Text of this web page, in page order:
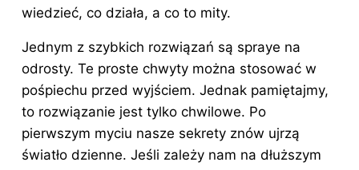
wiedzieć, co działa, a co to mity.
Jednym z szybkich rozwiązań są spraye na
odrosty. Te proste chwyty można stosować w
pośpiechu przed wyjściem. Jednak pamiętajmy,
to rozwiązanie jest tylko chwilowe. Po
pierwszym myciu nasze sekrety znów ujrzą
światło dzienne. Jeśli zależy nam na dłuższym